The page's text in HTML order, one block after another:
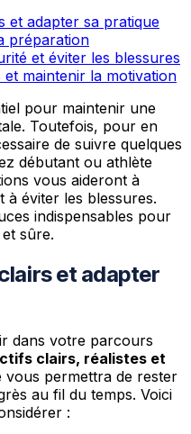
et adapter sa pratique
préparation
et éviter les blessures
maintenir la motivation
pour maintenir une
Toutefois, pour en
de suivre quelques
débutant ou athlète
vous aideront à
éviter les blessures.
indispensables pour
sûre.
et adapter
dans votre parcours
clairs, réalistes et
vous permettra de rester
au fil du temps. Voici
: